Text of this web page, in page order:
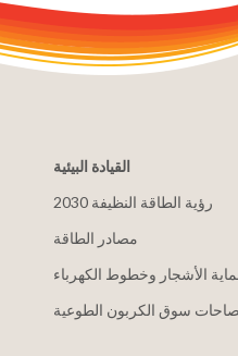
القيادة البيئية
2030 رؤية الطاقة النظيفة
مصادر الطاقة
الأشجار وخطوط الكهرباء
سوق الكربون الطوعية